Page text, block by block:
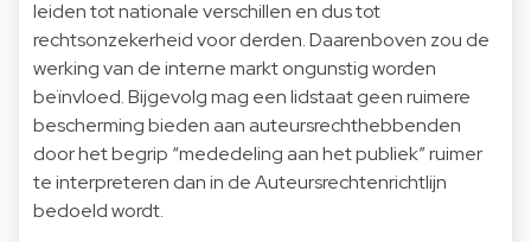
leiden tot nationale verschillen en dus tot
rechtsonzekerheid voor derden. Daarenboven zou de
werking van de interne markt ongunstig worden
beïnvloed. Bijgevolg mag een lidstaat geen ruimere
bescherming bieden aan auteursrechthebbenden
door het begrip “mededeling aan het publiek” ruimer
te interpreteren dan in de Auteursrechtenrichtlijn
bedoeld wordt.